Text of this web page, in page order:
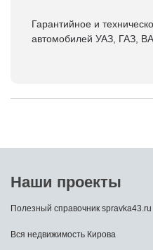
Гарантийное и
автомобилей УАЗ, ГАЗ,
Наши проекты
Полезный справочник spravka43.ru
Вся недвижимость Кирова